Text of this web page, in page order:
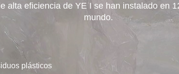
plásticos
alta eficiencia de YE I se han instalado en
mundo.